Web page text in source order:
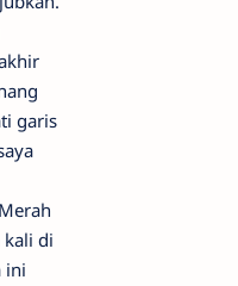
garis
kali di
ini